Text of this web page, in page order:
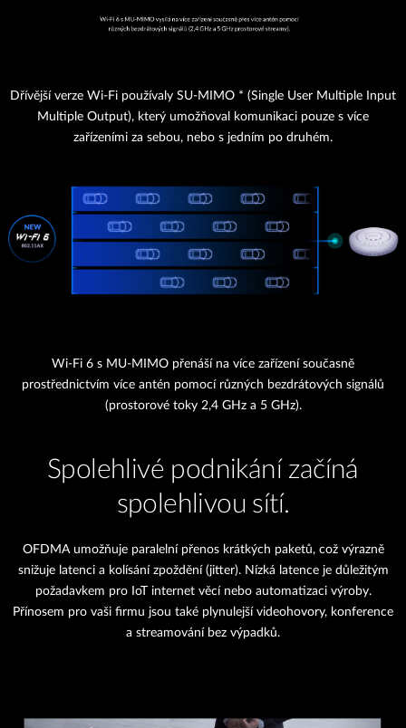
Dřívější verze Wi-Fi používaly SU-MIMO * (Single User Multiple Input
Multiple Output), který umožňoval komunikaci pouze s více
zařízeními za sebou, nebo s jedním po druhém.
Wi-Fi 6 s MU-MIMO přenáší na více zařízení současně
prostřednictvím více antén pomocí různých bezdrátových signálů
(prostorové toky 2,4 GHz a 5 GHz).
Spolehlivé podnikání začíná
spolehlivou sítí.
OFDMA umožňuje paralelní přenos krátkých paketů, což výrazně
snižuje latenci a kolísání zpoždění (jitter). Nízká latence je důležitým
požadavkem pro IoT internet věcí nebo automatizaci výroby.
Přínosem pro vaši firmu jsou také plynulejší videohovory, konference
a streamování bez výpadků.